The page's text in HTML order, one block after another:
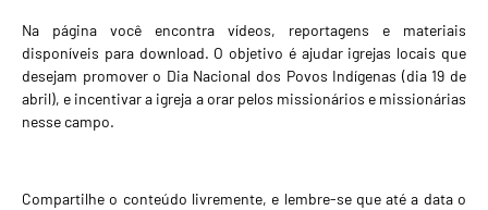
Na página você encontra vídeos, reportagens e materiais
disponíveis para download. O objetivo é ajudar igrejas locais que
desejam promover o Dia Nacional dos Povos Indígenas (dia 19 de
abril), e incentivar a igreja a orar pelos missionários e missionárias
nesse campo.
Compartilhe o conteúdo livremente, e lembre-se que até a data o